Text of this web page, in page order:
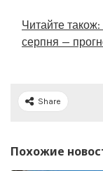
Читайте також:
серпня —
Share
Похожие